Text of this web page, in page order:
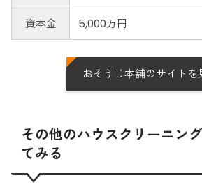
資本金 5,000万円
おそうじ本舗のサイトを
その他のハウスクリーニン
てみる